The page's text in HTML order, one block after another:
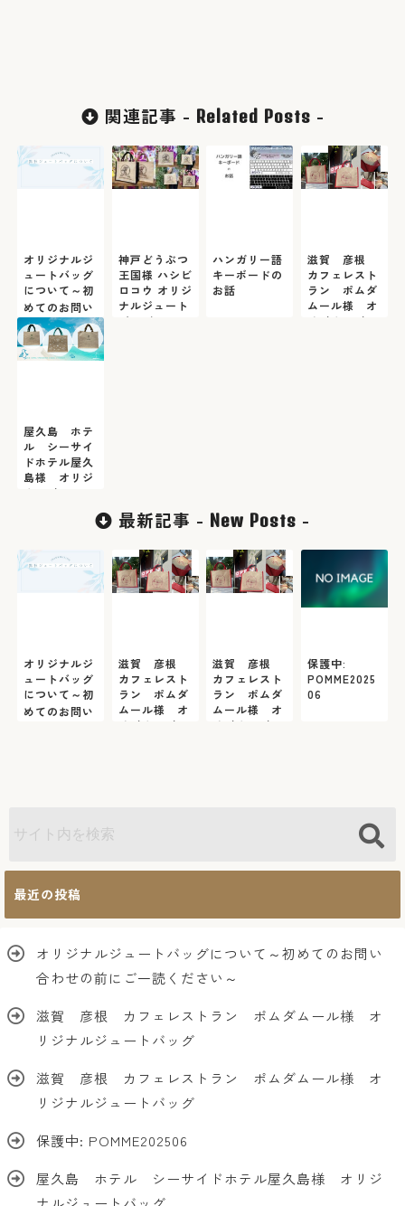
関連記事 - Related Posts -
オリジナルジ
ュートバッグ
について～初
めてのお問い
合わせの前に
ご一読くださ
い～
神戸どうぶつ
王国様 ハシビ
ロコウ オリジ
ナルジュート
バッグ
ハンガリー語
キーボードの
お話
滋賀 彦根
カフェレスト
ラン ポムダ
ムール様 オ
リジナルジュ
屋久島 ホテ
ル シーサイ
ドホテル屋久
島様 オリジ
ナルジュート
最新記事 - New Posts -
オリジナルジ
ュートバッグ
について～初
めてのお問い
滋賀 彦根
カフェレスト
ラン ポムダ
ムール様 オ
リジナルジュ
滋賀 彦根
カフェレスト
ラン ポムダ
ムール様 オ
リジナルジュ
保護中:
POMME2025
06
最近の投稿
オリジナルジュートバッグについて～初めてのお問い
合わせの前にご一読ください～
滋賀 彦根 カフェレストラン ポムダムール様 オ
リジナルジュートバッグ
滋賀 彦根 カフェレストラン ポムダムール様 オ
リジナルジュートバッグ
保護中: POMME202506
屋久島 ホテル シーサイドホテル屋久島様 オリジ